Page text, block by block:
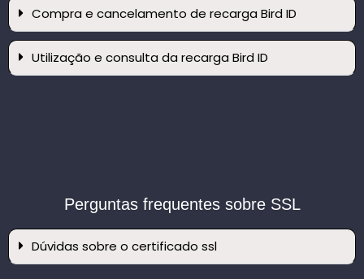
Compra e cancelamento de recarga Bird ID
Utilização e consulta da recarga Bird ID
Perguntas frequentes sobre SSL
Dúvidas sobre o certificado ssl